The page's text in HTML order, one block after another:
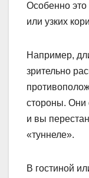
Особенно
или узких
Например,
зрительно
стороны. Они
и вы
«туннеле».
В гостиной